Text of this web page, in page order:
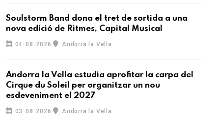
Soulstorm Band dona el tret de sortida a una
nova edició de Ritmes, Capital Musical
04-08-2026 Andorra la Vella
Andorra la Vella estudia aprofitar la carpa del
Cirque du Soleil per organitzar un nou
esdeveniment el 2027
03-08-2026 Andorra la Vella